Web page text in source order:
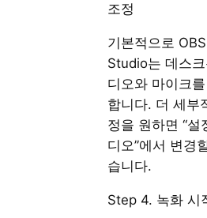
조정
기본적으로 OBS
Studio는 데스
디오와 마이크
합니다. 더 세부
정을 원하면 “설
디오”에서 변경
습니다.
Step 4. 녹화 시